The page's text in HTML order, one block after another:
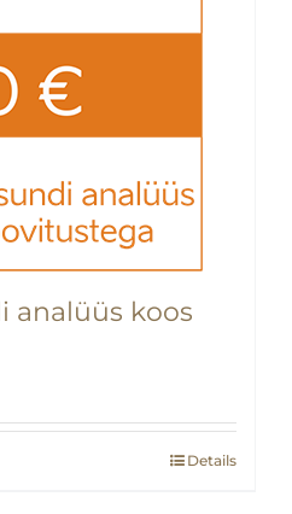
analüüs koos
Details